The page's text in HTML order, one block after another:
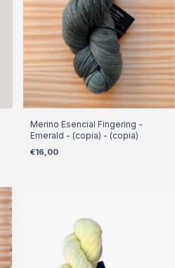
Merino Esencial Fingering -
Emerald - (copia) - (copia)
€16,00